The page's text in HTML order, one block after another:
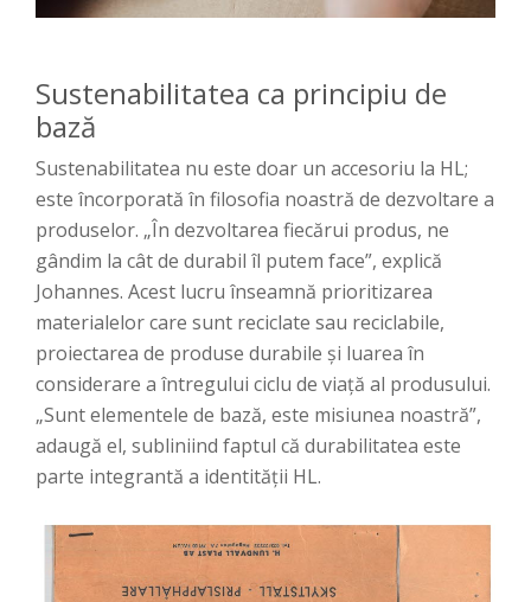
Sustenabilitatea ca principiu de
bază
Sustenabilitatea nu este doar un accesoriu la HL;
este încorporată în filosofia noastră de dezvoltare a
produselor. „În dezvoltarea fiecărui produs, ne
gândim la cât de durabil îl putem face”, explică
Johannes. Acest lucru înseamnă prioritizarea
materialelor care sunt reciclate sau reciclabile,
proiectarea de produse durabile și luarea în
considerare a întregului ciclu de viață al produsului.
„Sunt elementele de bază, este misiunea noastră”,
adaugă el, subliniind faptul că durabilitatea este
parte integrantă a identității HL.